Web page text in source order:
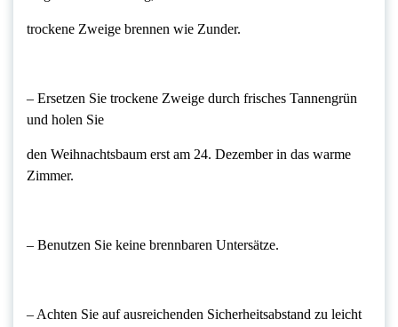
trockene Zweige brennen wie Zunder.
– Ersetzen Sie trockene Zweige durch frisches Tannengrün
und holen Sie
den Weihnachtsbaum erst am 24. Dezember in das warme
Zimmer.
– Benutzen Sie keine brennbaren Untersätze.
– Achten Sie auf ausreichenden Sicherheitsabstand zu leicht